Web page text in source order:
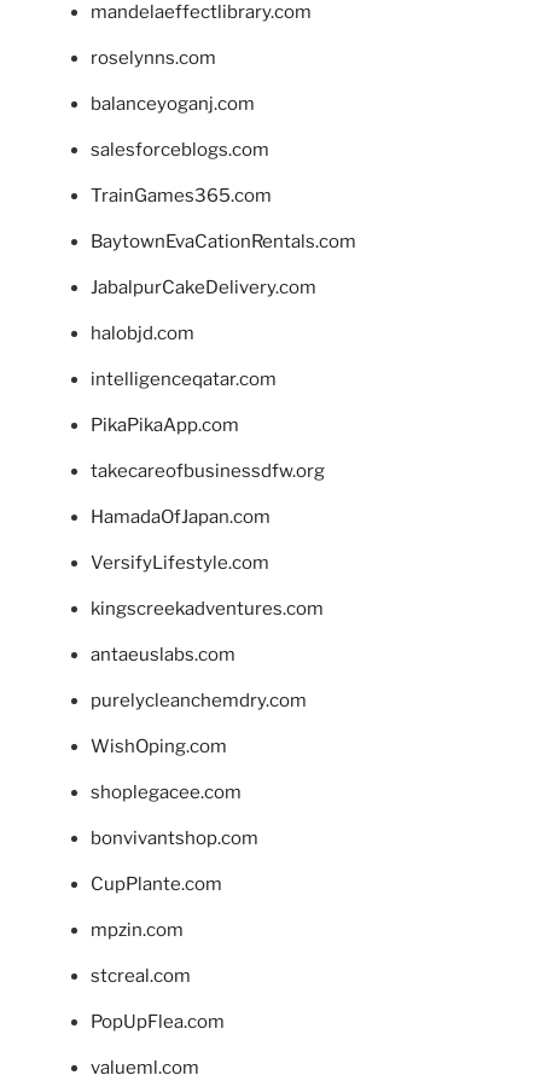
mandelaeffectlibrary.com
roselynns.com
balanceyoganj.com
salesforceblogs.com
TrainGames365.com
BaytownEvaCationRentals.com
JabalpurCakeDelivery.com
halobjd.com
intelligenceqatar.com
PikaPikaApp.com
takecareofbusinessdfw.org
HamadaOfJapan.com
VersifyLifestyle.com
kingscreekadventures.com
antaeuslabs.com
purelycleanchemdry.com
WishOping.com
shoplegacee.com
bonvivantshop.com
CupPlante.com
mpzin.com
stcreal.com
PopUpFlea.com
valueml.com